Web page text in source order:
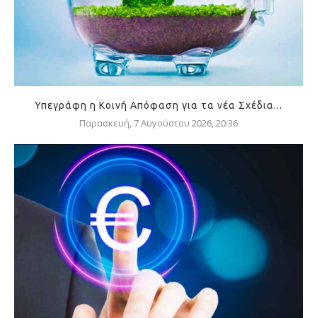
Υπεγράφη η Κοινή Απόφαση για τα νέα Σχέδια...
Παρασκευή, 7 Αυγούστου 2026, 20:36